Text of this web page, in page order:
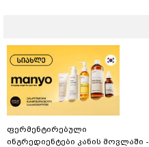
ფერმენტირებული
ინგრედიენტები კანის მოვლაში -